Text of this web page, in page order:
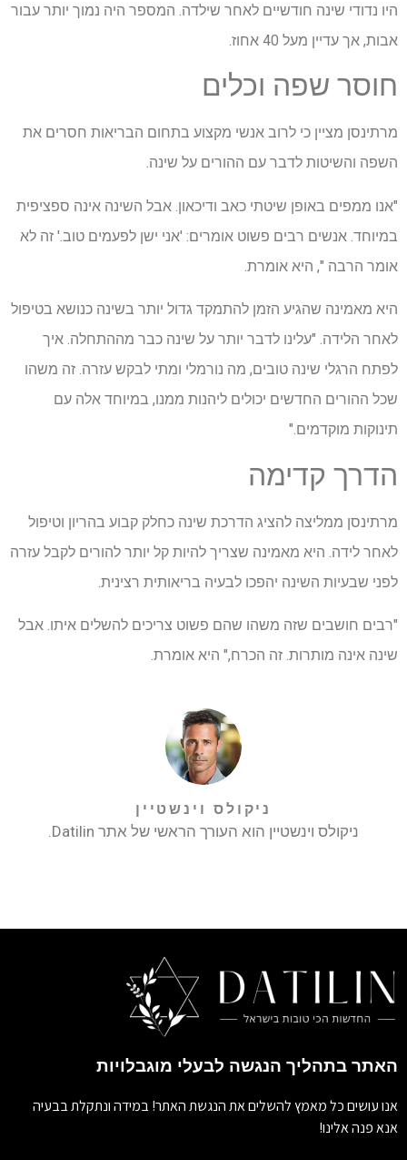
היו נדודי שינה חודשיים לאחר שילדה. המספר היה נמוך יותר עבור
אבות, אך עדיין מעל 40 אחוז.
חוסר שפה וכלים
מרתינסן מציין כי לרוב אנשי מקצוע בתחום הבריאות חסרים את
השפה והשיטות לדבר עם ההורים על שינה.
"אנו ממפים באופן שיטתי כאב ודיכאון. אבל השינה אינה ספציפית
במיוחד. אנשים רבים פשוט אומרים: 'אני ישן לפעמים טוב.' זה לא
אומר הרבה ", היא אומרת.
היא מאמינה שהגיע הזמן להתמקד גדול יותר בשינה כנושא בטיפול
לאחר הלידה. "עלינו לדבר יותר על שינה כבר מההתחלה. איך
לפתח הרגלי שינה טובים, מה נורמלי ומתי לבקש עזרה. זה משהו
שכל ההורים החדשים יכולים ליהנות ממנו, במיוחד אלה עם
תינוקות מוקדמים."
הדרך קדימה
מרתינסן ממליצה להציג הדרכת שינה כחלק קבוע בהריון וטיפול
לאחר לידה. היא מאמינה שצריך להיות קל יותר להורים לקבל עזרה
לפני שבעיות השינה יהפכו לבעיה בריאותית רצינית.
"רבים חושבים שזה משהו שהם פשוט צריכים להשלים איתו. אבל
שינה אינה מותרות. זה הכרח," היא אומרת.
ניקולס וינשטיין
ניקולס וינשטיין הוא העורך הראשי של אתר Datilin.
האתר בתהליך הנגשה לבעלי מוגבלויות
אנו עושים כל מאמץ להשלים את הנגשת האתר! במידה ונתקלת בבעיה
אנא פנה אלינו!